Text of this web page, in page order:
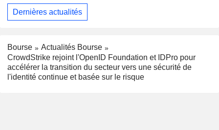
Dernières actualités
Bourse
Actualités Bourse
CrowdStrike rejoint l'OpenID Foundation et IDPro pour
accélérer la transition du secteur vers une sécurité de
l'identité continue et basée sur le risque